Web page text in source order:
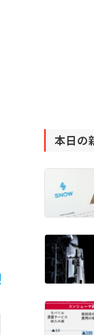
本日の